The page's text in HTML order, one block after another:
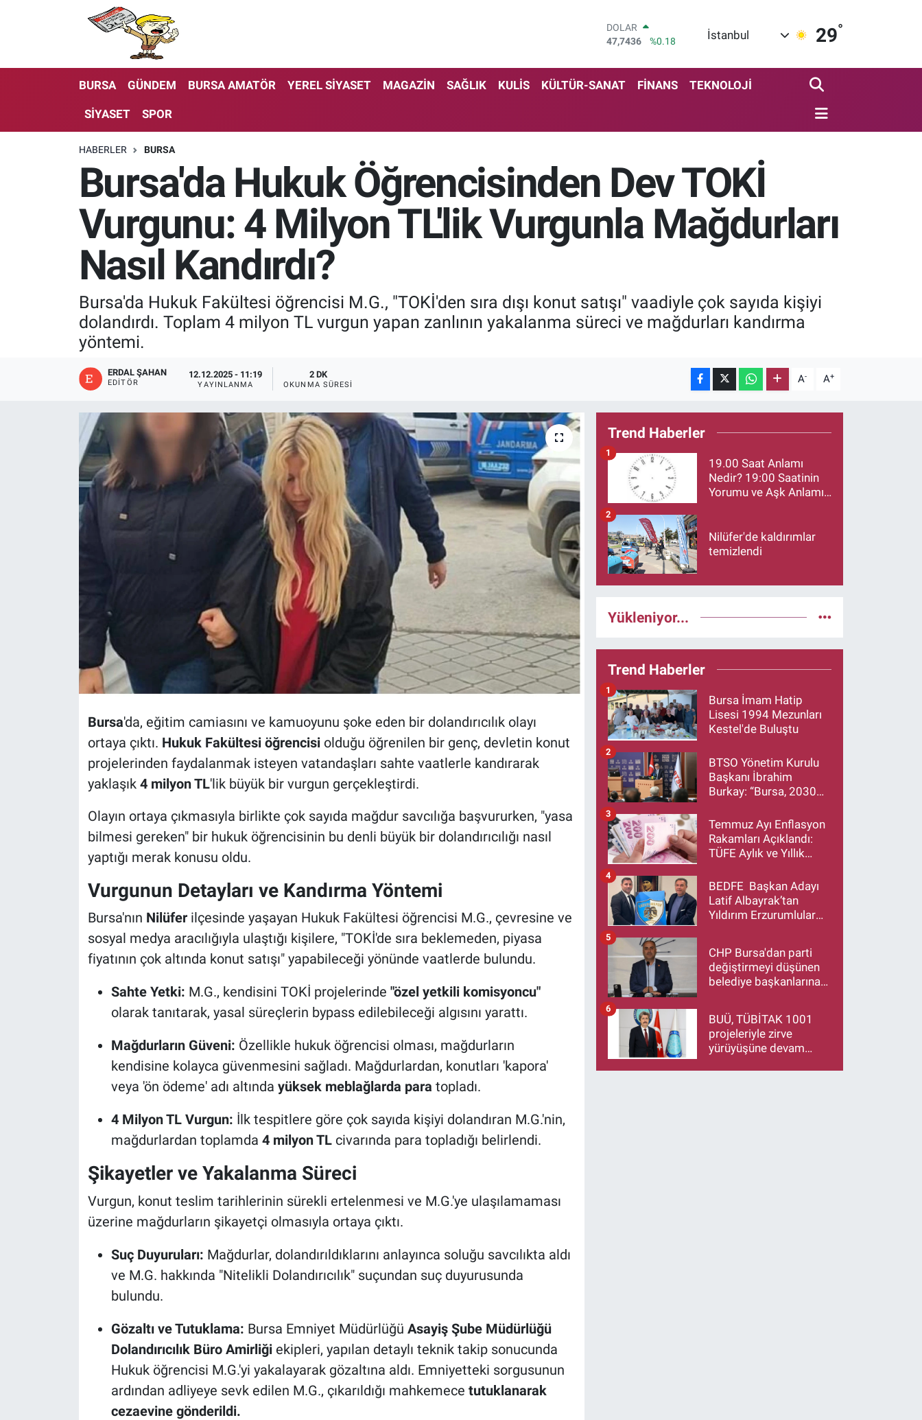
DOLAR
47,7436
%0.18
55,2510
%0.32
STERLİN
64.944,08
%-0.18
İstanbul 29°
BURSA GÜNDEM BURSA AMATÖR YEREL SİYASET MAGAZİN SAĞLIK KULİS KÜLTÜR-SANAT FİNANS TEKNOLOJİ
SİYASET SPOR
HABERLER BURSA
Bursa'da Hukuk Öğrencisinden Dev TOKİ
Vurgunu: 4 Milyon TL'lik Vurgunla Mağdurları
Nasıl Kandırdı?
Bursa'da Hukuk Fakültesi öğrencisi M.G., "TOKİ'den sıra dışı konut satışı" vaadiyle çok sayıda kişiyi
dolandırdı. Toplam 4 milyon TL vurgun yapan zanlının yakalanma süreci ve mağdurları kandırma
yöntemi.
ERDAL ŞAHAN
EDITÖR
12.12.2025 - 11:19
YAYINLANMA
2 DK
OKUNMA SÜRESI A- A+
Bursa'da, eğitim camiasını ve kamuoyunu şoke eden bir dolandırıcılık olayı
ortaya çıktı. Hukuk Fakültesi öğrencisiolduğu öğrenilen bir genç, devletin konut
projelerinden faydalanmak isteyen vatandaşları sahte vaatlerle kandırarak
yaklaşık 4 milyon TL'lik büyük bir vurgun gerçekleştirdi.
Olayın ortaya çıkmasıyla birlikte çok sayıda mağdur savcılığa başvururken, "yasa
bilmesi gereken" bir hukuk öğrencisinin bu denli büyük bir dolandırıcılığı nasıl
yaptığı merak konusu oldu.
Vurgunun Detayları ve Kandırma Yöntemi
Bursa'nın Nilüferilçesinde yaşayan Hukuk Fakültesi öğrencisi M.G., çevresine ve
sosyal medya aracılığıyla ulaştığı kişilere, "TOKİ'de sıra beklemeden, piyasa
fiyatının çok altında konut satışı" yapabileceği yönünde vaatlerde bulundu.
Sahte Yetki: M.G., kendisini TOKİ projelerinde "özel yetkili komisyoncu"
olarak tanıtarak, yasal süreçlerin bypass edilebileceği algısını yarattı.
Mağdurların Güveni: Özellikle hukuk öğrencisi olması, mağdurların
kendisine kolayca güvenmesini sağladı. Mağdurlardan, konutları 'kapora'
veya 'ön ödeme' adı altında yüksek meblağlarda para topladı.
4 Milyon TL Vurgun: İlk tespitlere göre çok sayıda kişiyi dolandıran M.G.'nin,
mağdurlardan toplamda 4 milyon TLcivarında para topladığı belirlendi.
Şikayetler ve Yakalanma Süreci
Vurgun, konut teslim tarihlerinin sürekli ertelenmesi ve M.G.'ye ulaşılamaması
üzerine mağdurların şikayetçi olmasıyla ortaya çıktı.
Suç Duyuruları: Mağdurlar, dolandırıldıklarını anlayınca soluğu savcılıkta aldı
ve M.G. hakkında "Nitelikli Dolandırıcılık" suçundan suç duyurusunda
bulundu.
Gözaltı ve Tutuklama: Bursa Emniyet Müdürlüğü Asayiş Şube Müdürlüğü
Dolandırıcılık Büro Amirliğiekipleri, yapılan detaylı teknik takip sonucunda
Hukuk öğrencisi M.G.'yi yakalayarak gözaltına aldı. Emniyetteki sorgusunun
ardından adliyeye sevk edilen M.G., çıkarıldığı mahkemece tutuklanarak
cezaevine gönderildi.
Trend Haberler
19.00 Saat Anlamı
Nedir? 19:00 Saatinin
Yorumu ve Aşk Anlamı
1
Nilüfer'de kaldırımlar
temizlendi
2
Yükleniyor...
Trend Haberler
Bursa İmam Hatip
Lisesi 1994 Mezunları
Kestel'de Buluştu
1
BTSO Yönetim Kurulu
Başkanı İbrahim
Burkay: “Bursa, 2030
Büyütmeye Devam
Edecek”
2
Temmuz Ayı Enflasyon
Rakamları Açıklandı:
TÜFE Aylık ve Yıllık
3
BEDFE Başkan Adayı
Latif Albayrak’tan
Yıldırım Erzurumlular
Ziyareti
4
CHP Bursa'dan parti
değiştirmeyi düşünen
belediye başkanlarına
makamlarınızı da
bırakın
5
BUÜ, TÜBİTAK 1001
projeleriyle zirve
yürüyüşüne devam
6